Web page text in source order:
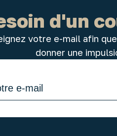
d'un
votre e-mail afin
donner une
e-mail